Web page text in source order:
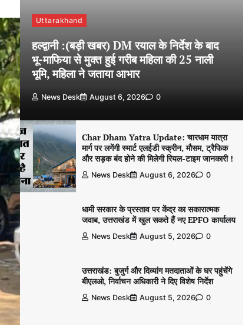
Uttarakhand
हल्द्वानी :(बड़ी खबर) DM रयाल के निर्देश के बाद
भू-माफिया से मुक्त हुई गरीब महिला की 25 नाली
भूमि, महिला ने जताया आभार
News Desk August 6, 2026 0
Char Dham Yatra Update: चारधाम यात्रा
मार्ग पर लगेंगी स्मार्ट एलईडी स्क्रीन, मौसम, ट्रैफिक
और सड़क बंद होने की मिलेगी रियल-टाइम जानकारी !
News Desk August 6, 2026 0
धामी सरकार के प्रस्ताव पर केंद्र का सकारात्मक
जवाब, उत्तराखंड में खुल सकते हैं नए EPFO कार्यालय
News Desk August 5, 2026 0
उत्तराखंड: बुजुर्ग और दिव्यांग मतदाताओं के घर पहुंचेंगे
बीएलओ, निर्वाचन अधिकारी ने दिए विशेष निर्देश
News Desk August 5, 2026 0